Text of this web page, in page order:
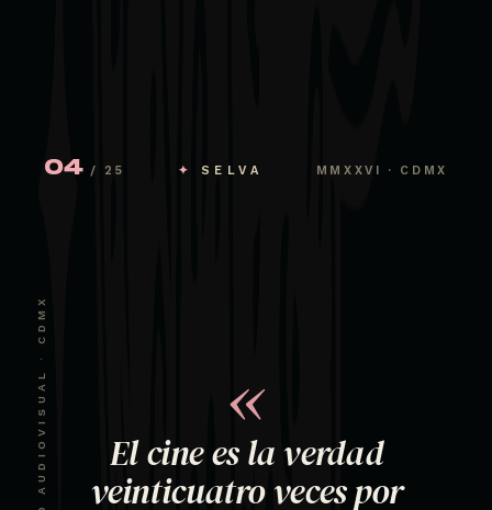
ESTUDIO AUDIOVISUAL · CDMX
04 / 25 ✦ SELVA MMXXVI · CDMX
«
El cine es la verdad
veinticuatro veces por